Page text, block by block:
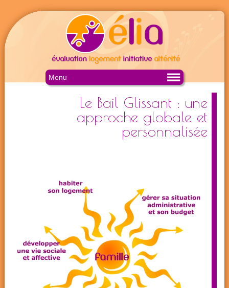
Menu
Le Bail Glissant : une
approche globale et
personnalisée